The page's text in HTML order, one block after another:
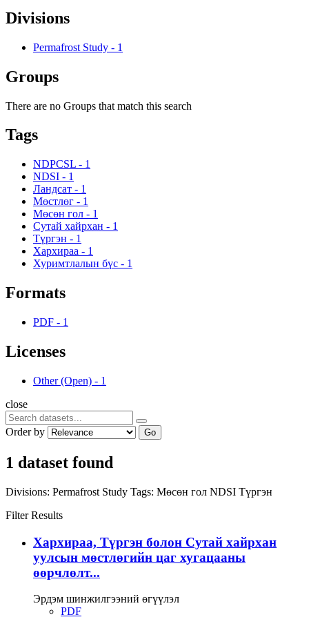
Divisions
Permafrost Study - 1
Groups
There are no Groups that match this search
Tags
NDPCSL - 1
NDSI - 1
Ландсат - 1
Мөстлөг - 1
Мөсөн гол - 1
Сутай хайрхан - 1
Түргэн - 1
Хархираа - 1
Хуримтлалын бүс - 1
Formats
PDF - 1
Licenses
Other (Open) - 1
close
Order by Go
1 dataset found
Divisions: Permafrost Study Tags: Мөсөн гол NDSI Түргэн
Filter Results
Хархираа, Түргэн болон Сутай хайрхан
уулсын мөстлөгийн цаг хугацааны
өөрчлөлт...
Эрдэм шинжилгээний өгүүлэл
PDF